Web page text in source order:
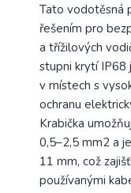
Tato vodotěsná
řešením pro
a třížilových
stupni krytí IP68
v místech s
ochranu
Krabička
0,5–2,5 mm2 a
11 mm, což
používanými